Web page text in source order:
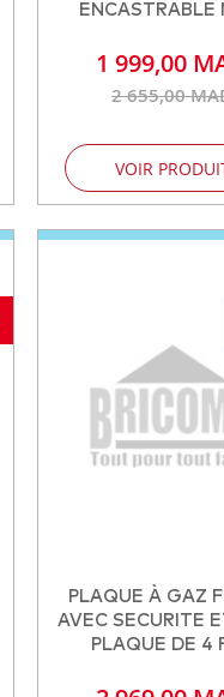
ENCASTRABLE
1 999,00
2 655,00
VOIR
PLAQUE À GAZ
AVEC SECURITE
PLAQUE DE 4